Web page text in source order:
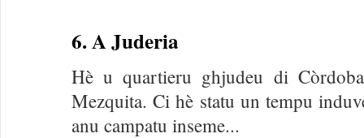
6. A Juderia
Hè u quartieru ghjudeu di
Mezquita. Ci hè statu un tempu
anu campatu inseme...